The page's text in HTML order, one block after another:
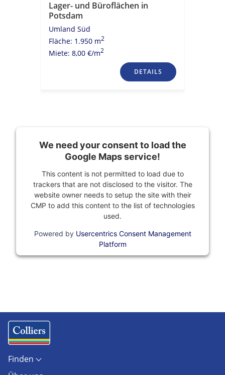
Lager- und Büroflächen in
Potsdam
Umland Süd
Fläche: 1.950 m2
Miete: 8,00 €/m2
DETAILS
We need your consent to load the
Google Maps service!
This content is not permitted to load due to
trackers that are not disclosed to the visitor. The
website owner needs to setup the site with their
CMP to add this content to the list of technologies
used.
Powered by Usercentrics Consent Management
Platform
Finden